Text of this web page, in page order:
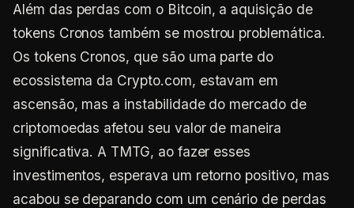
Além das perdas com o Bitcoin, a aquisição de
tokens Cronos também se mostrou problemática.
Os tokens Cronos, que são uma parte do
ecossistema da Crypto.com, estavam em
ascensão, mas a instabilidade do mercado de
criptomoedas afetou seu valor de maneira
significativa. A TMTG, ao fazer esses
investimentos, esperava um retorno positivo, mas
acabou se deparando com um cenário de perdas